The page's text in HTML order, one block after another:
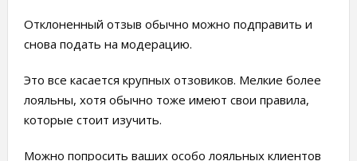
Отклоненный отзыв обычно можно подправить и
снова подать на модерацию.
Это все касается крупных отзовиков. Мелкие более
лояльны, хотя обычно тоже имеют свои правила,
которые стоит изучить.
Можно попросить ваших особо лояльных клиентов